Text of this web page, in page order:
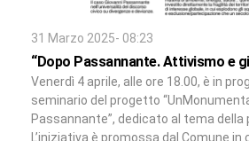
31 Marzo 2025- 08:23
“Dopo Passannante. Attivismo e
Venerdì 4 aprile, alle ore 18.00, è in
seminario del progetto
Passannante”, dedicato al tema della
L’iniziativa è promossa dal Comune